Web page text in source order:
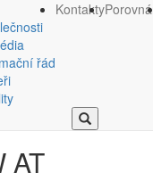
řád
Kontakty
AT